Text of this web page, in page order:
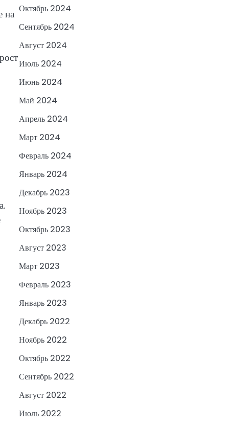
на Октябрь 2024
Сентябрь 2024
Август 2024
Июль 2024
Июнь 2024
Май 2024
Апрель 2024
Март 2024
Февраль 2024
Январь 2024
Декабрь 2023
Ноябрь 2023
Октябрь 2023
Август 2023
Март 2023
Февраль 2023
Январь 2023
Декабрь 2022
Ноябрь 2022
Октябрь 2022
Сентябрь 2022
Август 2022
Июль 2022